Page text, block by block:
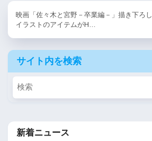
映画「佐々木と宮野－卒業編－」描き下ろし
イラストのアイテムがH…
サイト内を検索
新着ニュース